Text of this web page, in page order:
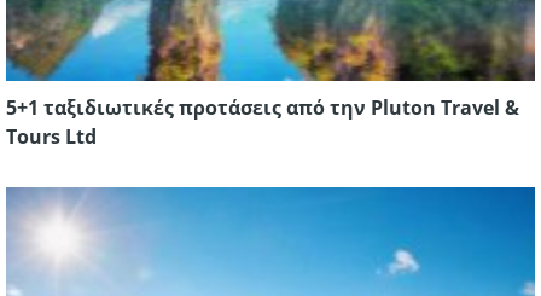
5+1 ταξιδιωτικές προτάσεις από την Pluton Travel &
Tours Ltd